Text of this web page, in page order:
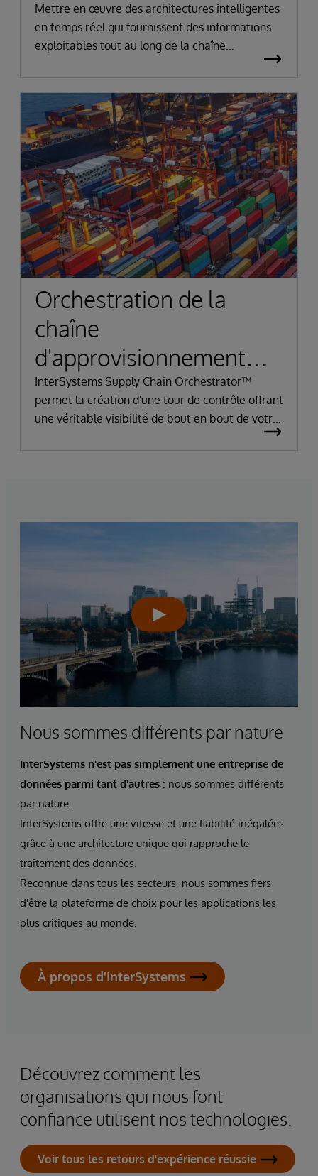
Mettre en œuvre des architectures intelligentes
en temps réel qui fournissent des informations
exploitables tout au long de la chaîne
d'approvisionnement. Gérer les perturbations et
et de l'écosystème mondial, en accélérant le
délai de rentabilité.
Orchestration de la
chaîne
d'approvisionnement
pour une approche agile
et résiliente
InterSystems Supply Chain Orchestrator™
permet la création d'une tour de contrôle offrant
une véritable visibilité de bout en bout de votre
Nous sommes différents par nature
InterSystems n'est pas simplement une entreprise de
données parmi tant d'autres : nous sommes différents
par nature.
InterSystems offre une vitesse et une fiabilité inégalées
grâce à une architecture unique qui rapproche le
traitement des données.
Reconnue dans tous les secteurs, nous sommes fiers
d'être la plateforme de choix pour les applications les
plus critiques au monde.
À propos d'InterSystems
Découvrez comment les
organisations qui nous font
confiance utilisent nos technologies.
Voir tous les retours d'expérience réussie